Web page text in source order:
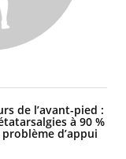
de l’avant-pied :
à 90 %
problème d’appui